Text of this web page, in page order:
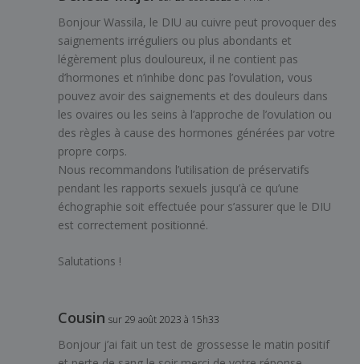
Bonjour Wassila, le DIU au cuivre peut provoquer des
saignements irréguliers ou plus abondants et
légèrement plus douloureux, il ne contient pas
d’hormones et n’inhibe donc pas l’ovulation, vous
pouvez avoir des saignements et des douleurs dans
les ovaires ou les seins à l’approche de l’ovulation ou
des règles à cause des hormones générées par votre
propre corps.
Nous recommandons l’utilisation de préservatifs
pendant les rapports sexuels jusqu’à ce qu’une
échographie soit effectuée pour s’assurer que le DIU
est correctement positionné.
Salutations !
Cousin sur 29 août 2023 à 15h33
Bonjour j’ai fait un test de grossesse le matin positif